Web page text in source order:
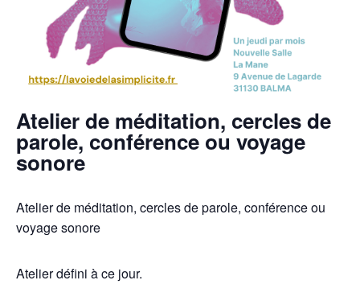
Atelier de méditation, cercles de
parole, conférence ou voyage
sonore
Atelier de méditation, cercles de parole, conférence ou
voyage sonore
Atelier défini à ce jour.